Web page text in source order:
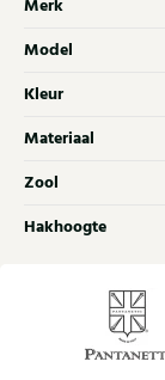
Merk
Model
Kleur
Materiaal
Zool
Hakhoogte